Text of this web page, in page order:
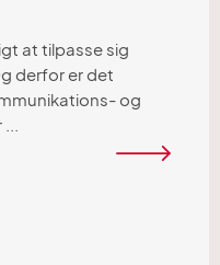
at tilpasse sig
derfor er det
og